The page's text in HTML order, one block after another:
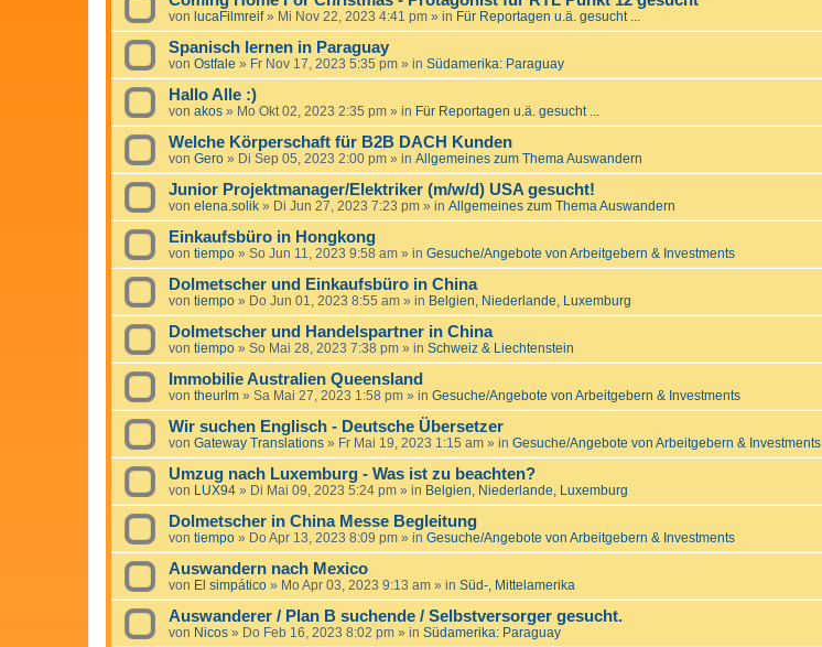
von lucaFilmreif» Mi Nov 22, 2023 4:41 pm » in Für Reportagen u.ä. gesucht ...
Spanisch lernen in Paraguay
von Ostfale » Fr Nov 17, 2023 5:35 pm » in Südamerika: Paraguay
Hallo Alle :)
von akos » Mo Okt 02, 2023 2:35 pm » in Für Reportagen u.ä. gesucht ...
Welche Körperschaft für B2B DACH Kunden
von Gero » Di Sep 05, 2023 2:00 pm » in Allgemeines zum Thema Auswandern
Junior Projektmanager/Elektriker (m/w/d) USA gesucht!
von elena.solik » Di Jun 27, 2023 7:23 pm » in Allgemeines zum Thema Auswandern
Einkaufsbüro in Hongkong
von tiempo » So Jun 11, 2023 9:58 am » in Gesuche/Angebote von Arbeitgebern & Investments
Dolmetscher und Einkaufsbüro in China
von tiempo » Do Jun 01, 2023 8:55 am » in Belgien, Niederlande, Luxemburg
Dolmetscher und Handelspartner in China
von tiempo » So Mai 28, 2023 7:38 pm » in Schweiz & Liechtenstein
Immobilie Australien Queensland
von theurlm » Sa Mai 27, 2023 1:58 pm » in Gesuche/Angebote von Arbeitgebern & Investments
Wir suchen Englisch - Deutsche Übersetzer
von Gateway Translations » Fr Mai 19, 2023 1:15 am » in Gesuche/Angebote von Arbeitgebern & Investments
Umzug nach Luxemburg - Was ist zu beachten?
von LUX94 » Di Mai 09, 2023 5:24 pm » in Belgien, Niederlande, Luxemburg
Dolmetscher in China Messe Begleitung
von tiempo » Do Apr 13, 2023 8:09 pm » in Gesuche/Angebote von Arbeitgebern & Investments
Auswandern nach Mexico
von El simpático » Mo Apr 03, 2023 9:13 am » in Süd-, Mittelamerika
Auswanderer / Plan B suchende / Selbstversorger gesucht.
von Nicos » Do Feb 16, 2023 8:02 pm » in Südamerika: Paraguay